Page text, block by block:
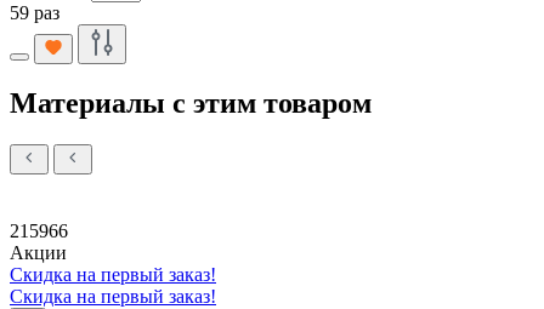
59 раз
Материалы с этим товаром
215966
Акции
Скидка на первый заказ!
Скидка на первый заказ!